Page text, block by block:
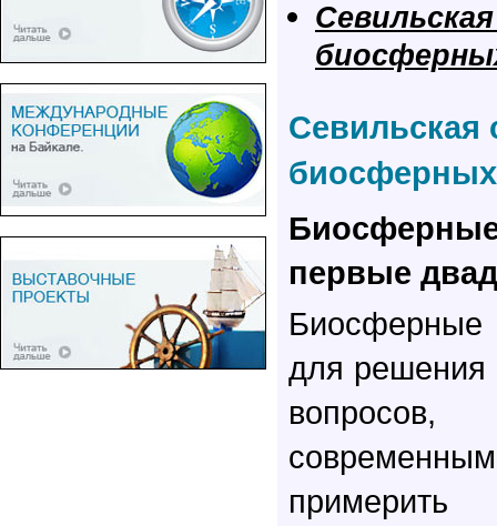
Севильская
биосферных
первые
Биосферные
для решения